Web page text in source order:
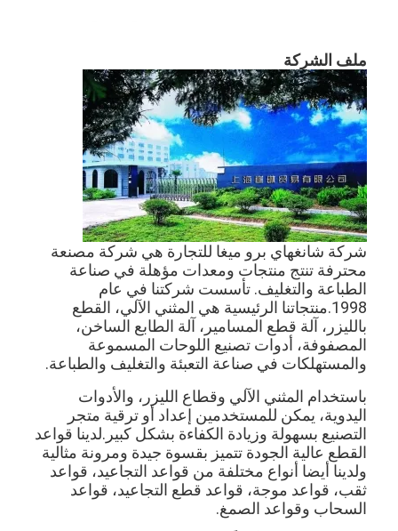
مسكن
منتجات
أشرطة فيديو
معلومات عنا
جولة في المعمل
مراقبة الجودة
ملف الشركة
شركة شانغهاي برو ميغا للتجارة هي شركة مصنعة
محترفة تنتج منتجات ومعدات مؤهلة في صناعة
الطباعة والتغليف. تأسست شركتنا في عام
1998.منتجاتنا الرئيسية هي المثني الآلي، القطع
بالليزر، آلة قطع المسامير، آلة الطابع الساخن،
المصفوفة، أدوات تصنيع اللوحات المسموعة
والمستهلكات في صناعة التعبئة والتغليف والطباعة.
باستخدام المثني الآلي وقطاع الليزر، والأدوات
اليدوية، يمكن للمستخدمين إعداد أو ترقية متجر
التصنيع بسهولة وزيادة الكفاءة بشكل كبير.لدينا قواعد
القطع عالية الجودة تتميز بقسوة جيدة ومرونة مثالية
ولدينا أيضا أنواع مختلفة من قواعد التجاعيد، قواعد
ثقب، قواعد موجة، قواعد قطع التجاعيد، قواعد
السحاب وقواعد الصمغ.